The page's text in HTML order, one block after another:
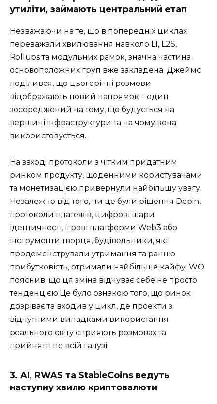
утиліти, займають центральний етап
Незважаючи на те, що в попередніх циклах
переважали хвилювання навколо L1, L2S,
Rollups та модульних рамок, значна частина
основоположних груп вже закладена. Джеймс
поділився, що цьогорічні розмови
відображають новий напрямок – один
зосереджений на тому, що будується на
вершині інфраструктури та на чому вона
використовується.
На заході протоколи з чітким придатним
ринком продукту, щоденними користувачами
та монетизацією привернули найбільшу увагу.
Незалежно від того, чи це були рішення Depin,
протоколи платежів, цифрові шари
ідентичності, ігрові платформи Web3 або
інструменти творця, будівельники, які
продемонстрували утримання та ранню
прибутковість, отримали найбільше кайфу. WO
пояснив, що ця зміна відчуває себе не просто
тенденцією;Це було ознакою того, що ринок
дозріває та входив у цикл, де проекти з
відчутними випадками використання
реального світу сприяють розмовах та
прийнятті по всій галузі.
3. AI, RWAS та StableCoins ведуть
наступну хвилю криптовалюти